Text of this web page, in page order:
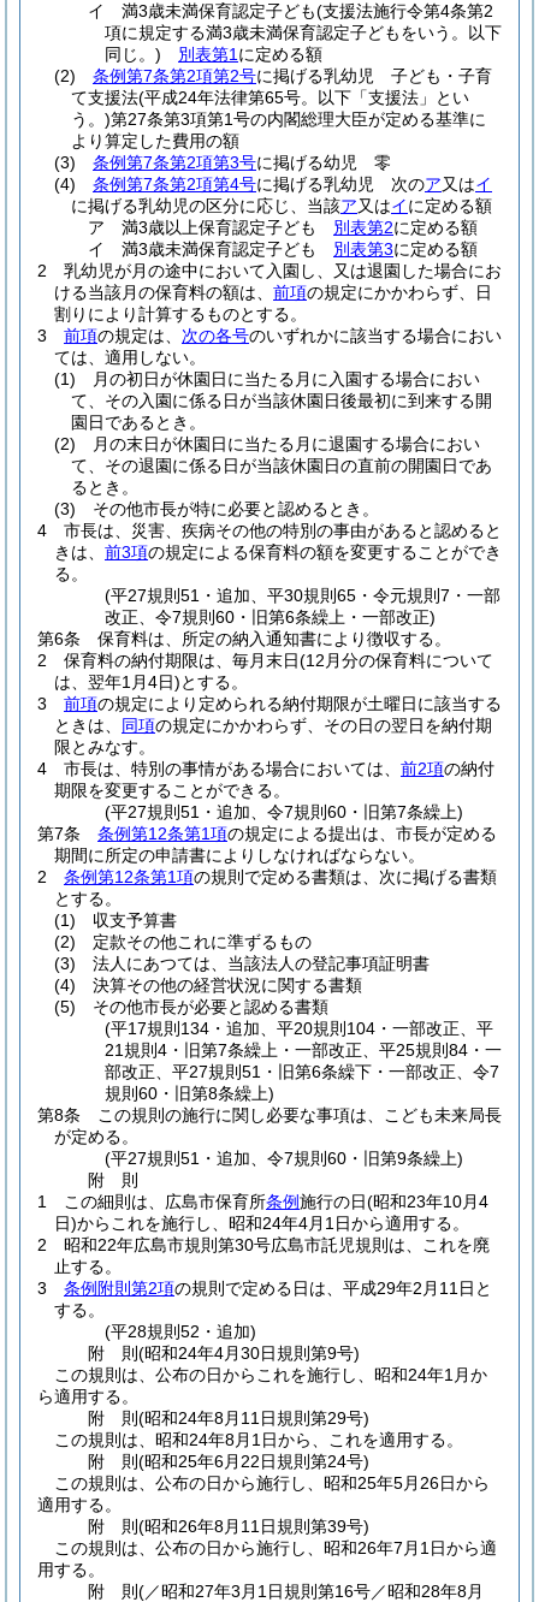
イ
満3歳未満保育認定子ども(支援法施行令第4条第2
項に規定する満3歳未満保育認定子どもをいう。以下
同じ。)
別表第1 に定める額
(2)
条例第7条第2項第2号に掲げる乳幼児 子ども・子育
て支援法(平成24年法律第65号。以下「支援法」とい
う。)第27条第3項第1号の内閣総理大臣が定める基準に
より算定した費用の額
(3)
条例第7条第2項第3号に掲げる幼児 零
(4)
条例第7条第2項第4号に掲げる乳幼児 次のア又はイ
に掲げる乳幼児の区分に応じ、当該ア又はイに定める額
ア
満3歳以上保育認定子ども 別表第2に定める額
イ
満3歳未満保育認定子ども 別表第3に定める額
2
乳幼児が月の途中において入園し、又は退園した場合にお
ける当該月の保育料の額は、 前項の規定にかかわらず、日
割りにより計算するものとする。
3
前項の規定は、 次の各号のいずれかに該当する場合におい
ては、適用しない。
(1)
月の初日が休園日に当たる月に入園する場合におい
て、その入園に係る日が当該休園日後最初に到来する開
園日であるとき。
(2)
月の末日が休園日に当たる月に退園する場合におい
て、その退園に係る日が当該休園日の直前の開園日であ
るとき。
(3)
その他市長が特に必要と認めるとき。
4
市長は、災害、疾病その他の特別の事由があると認めると
きは、 前3項の規定による保育料の額を変更することができ
る。
(平27規則51・追加、平30規則65・令元規則7・一部
改正、令7規則60・旧第6条繰上・一部改正)
第6条
保育料は、所定の納入通知書により徴収する。
2
保育料の納付期限は、毎月末日(12月分の保育料について
は、翌年1月4日)とする。
3
前項の規定により定められる納付期限が土曜日に該当する
ときは、 同項の規定にかかわらず、その日の翌日を納付期
限とみなす。
4
市長は、特別の事情がある場合においては、 前2項の納付
期限を変更することができる。
(平27規則51・追加、令7規則60・旧第7条繰上)
第7条
条例第12条第1項の規定による提出は、市長が定める
期間に所定の申請書によりしなければならない。
2
条例第12条第1項の規則で定める書類は、次に掲げる書類
とする。
(1)
収支予算書
(2)
定款その他これに準ずるもの
(3)
法人にあつては、当該法人の登記事項証明書
(4)
決算その他の経営状況に関する書類
(5)
その他市長が必要と認める書類
(平17規則134・追加、平20規則104・一部改正、平
21規則4・旧第7条繰上・一部改正、平25規則84・一
部改正、平27規則51・旧第6条繰下・一部改正、令7
規則60・旧第8条繰上)
第8条
この規則の施行に関し必要な事項は、こども未来局長
が定める。
(平27規則51・追加、令7規則60・旧第9条繰上)
附 則
1
この細則は、広島市保育所条例施行の日(昭和23年10月4
日)からこれを施行し、昭和24年4月1日から適用する。
2
昭和22年広島市規則第30号広島市託児規則は、これを廃
止する。
3
条例附則第2項の規則で定める日は、平成29年2月11日と
する。
(平28規則52・追加)
附 則(昭和24年4月30日規則第9号)
この規則は、公布の日からこれを施行し、昭和24年1月か
ら適用する。
附 則(昭和24年8月11日規則第29号)
この規則は、昭和24年8月1日から、これを適用する。
附 則(昭和25年6月22日規則第24号)
この規則は、公布の日から施行し、昭和25年5月26日から
適用する。
附 則(昭和26年8月11日規則第39号)
この規則は、公布の日から施行し、昭和26年7月1日から適
用する。
附 則(／昭和27年3月1日規則第16号／昭和28年8月